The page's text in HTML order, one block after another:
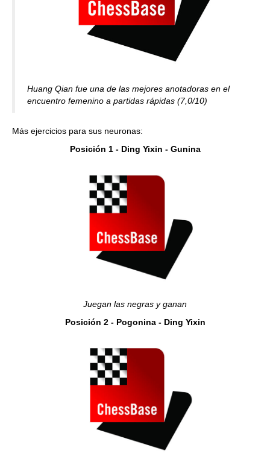
Huang Qian fue una de las mejores anotadoras en el
encuentro femenino a partidas rápidas (7,0/10)
Más ejercicios para sus neuronas:
Posición 1 - Ding Yixin - Gunina
Juegan las negras y ganan
Posición 2 - Pogonina - Ding Yixin